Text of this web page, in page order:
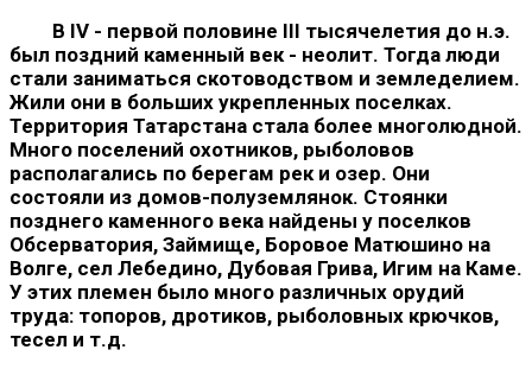
В IV - первой половине III тысячелетия до н.э.
был поздний каменный век - неолит. Тогда люди
стали заниматься скотовод­ством и земледелием.
Жили они в больших укрепленных посел­ках.
Территория Татарстана стала более многолюдной.
Много по­селений охотников, рыболовов
располагались по берегам рек и озер. Они
состояли из домов-полуземлянок. Стоянки
позднего каменного века найдены у поселков
Обсерватория, Займище, Бо­ровое Матюшино на
Волге, сел Лебедино, Дубовая Грива, Игим на Каме.
У этих племен было много различных орудий
труда: топоров, дротиков, рыболовных крючков,
тесел и т.д.